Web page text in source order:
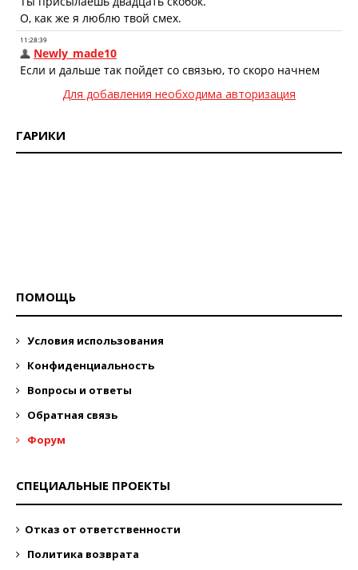
Для добавления необходима авторизация
ГАРИКИ
ПОМОЩЬ
Условия использования
Конфиденциальность
Вопросы и ответы
Обратная связь
Форум
СПЕЦИАЛЬНЫЕ ПРОЕКТЫ
Отказ от ответственности
Политика возврата